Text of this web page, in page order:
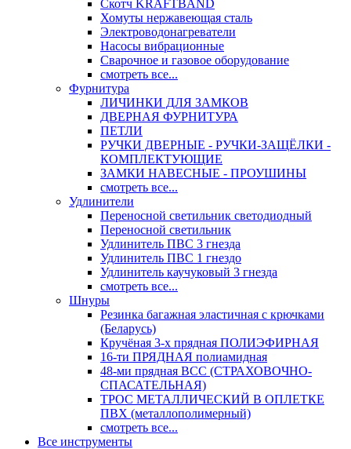
Скотч KRAFTBAND
Хомуты нержавеющая сталь
Электроводонагреватели
Насосы вибрационные
Сварочное и газовое оборудование
смотреть все...
Фурнитура
ЛИЧИНКИ ДЛЯ ЗАМКОВ
ДВЕРНАЯ ФУРНИТУРА
ПЕТЛИ
РУЧКИ ДВЕРНЫЕ - РУЧКИ-ЗАЩЁЛКИ -
КОМПЛЕКТУЮЩИЕ
ЗАМКИ НАВЕСНЫЕ - ПРОУШИНЫ
смотреть все...
Удлинители
Переносной светильник светодиодный
Переносной светильник
Удлинитель ПВС 3 гнезда
Удлинитель ПВС 1 гнездо
Удлинитель каучуковый 3 гнезда
смотреть все...
Шнуры
Резинка багажная эластичная с крючками
(Беларусь)
Кручёная 3-х прядная ПОЛИЭФИРНАЯ
16-ти ПРЯДНАЯ полиамидная
48-ми прядная ВСС (СТРАХОВОЧНО-
СПАСАТЕЛЬНАЯ)
ТРОС МЕТАЛЛИЧЕСКИЙ В ОПЛЕТКЕ
ПВХ (металлополимерный)
смотреть все...
Все инструменты